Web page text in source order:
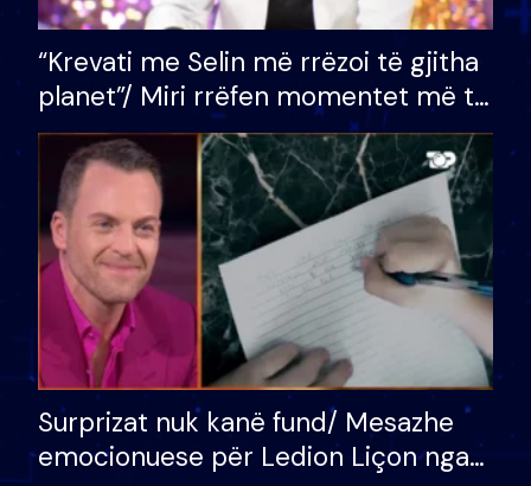
“Krevati me Selin më rrëzoi të gjitha
planet”/ Miri rrëfen momentet më të
bukura në shtëpinë e BB VIP: Do më
mungojë zilja e mëngjesit kur…
Surprizat nuk kanë fund/ Mesazhe
emocionuese për Ledion Liçon nga